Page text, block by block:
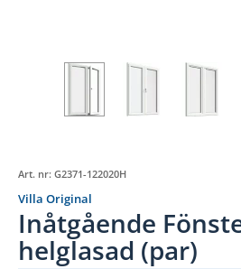
Art. nr: G2371-122020H
Villa Original
Inåtgående
helglasad (par)